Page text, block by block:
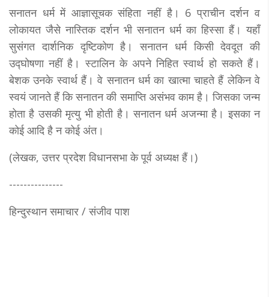
सनातन धर्म में आज्ञासूचक संहिता नहीं है। 6 प्राचीन दर्शन व
लोकायत जैसे नास्तिक दर्शन भी सनातन धर्म का हिस्सा हैं। यहाँ
सुसंगत दार्शनिक दृष्टिकोण है। सनातन धर्म किसी देवदूत की
उद्घोषणा नहीं है। स्टालिन के अपने निहित स्वार्थ हो सकते हैं।
बेशक उनके स्वार्थ हैं। वे सनातन धर्म का खात्मा चाहते हैं लेकिन वे
स्वयं जानते हैं कि सनातन की समाप्ति असंभव काम है। जिसका जन्म
होता है उसकी मृत्यु भी होती है। सनातन धर्म अजन्मा है। इसका न
कोई आदि है न कोई अंत।
(लेखक, उत्तर प्रदेश विधानसभा के पूर्व अध्यक्ष हैं।)
---------------
हिन्दुस्थान समाचार / संजीव पाश